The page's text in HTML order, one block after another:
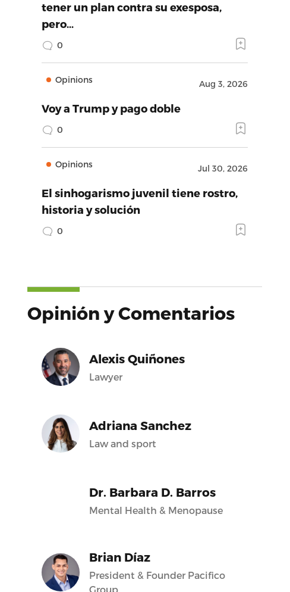
tener un plan contra su exesposa,
pero…
0
Opinions Aug 3, 2026
Voy a Trump y pago doble
0
Opinions Jul 30, 2026
El sinhogarismo juvenil tiene rostro,
historia y solución
0
Opinión y Comentarios
Alexis Quiñones
Lawyer
Adriana Sanchez
Law and sport
Dr. Barbara D. Barros
Mental Health & Menopause
Brian Díaz
President & Founder Pacifico
Group